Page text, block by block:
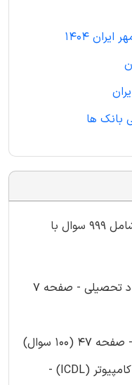
1404
بانک ها
با
سوالات هوش و استعداد تحصیلی - صفحه 7
سوال)
سوالات دانش عمومی کامپیوتر (ICDL) -